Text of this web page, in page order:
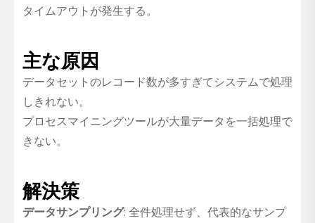
タイムアウトが発生する。
主な原因
データセットのレコード数が多すぎてシステムで処理
しきれない。
プロセスマイニングツールが大量データを一括処理で
きない。
解決策
データサンプリング: 全件処理せず、代表的なサンプ